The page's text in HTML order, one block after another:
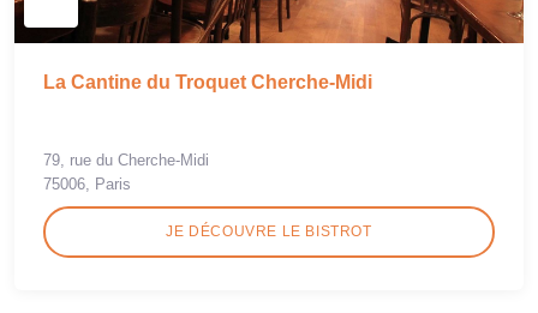
La Cantine du Troquet Cherche-Midi
79, rue du Cherche-Midi
75006, Paris
JE DÉCOUVRE LE BISTROT